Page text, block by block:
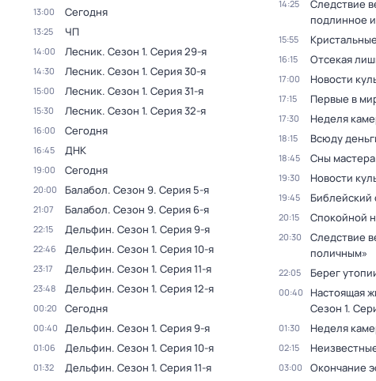
13:00 Сегодня
13:25 ЧП
14:00 Лесник. Сезон 1. Серия 29-я
14:30 Лесник. Сезон 1. Серия 30-я
15:00 Лесник. Сезон 1. Серия 31-я
15:30 Лесник. Сезон 1. Серия 32-я
16:00 Сегодня
16:45 ДНК
19:00 Сегодня
20:00 Балабол. Сезон 9. Серия 5-я
21:07 Балабол. Сезон 9. Серия 6-я
22:15 Дельфин. Сезон 1. Серия 9-я
22:46 Дельфин. Сезон 1. Серия 10-я
23:17 Дельфин. Сезон 1. Серия 11-я
23:48 Дельфин. Сезон 1. Серия 12-я
00:20 Сегодня
00:40 Дельфин. Сезон 1. Серия 9-я
01:06 Дельфин. Сезон 1. Серия 10-я
01:32 Дельфин. Сезон 1. Серия 11-я
14:25
Следствие
подлинное
15:55
16:15 Отсекая
17:00 Новости
17:15 Первые в
17:30 Неделя
18:15 Всюду
18:45 Сны мастера
19:30 Новости
19:45
20:15 Спокойной
20:30
Следствие
поличным»
22:05 Берег
00:40 Настоящая
Сезон 1.
01:30 Неделя
02:15
03:00 Окончание